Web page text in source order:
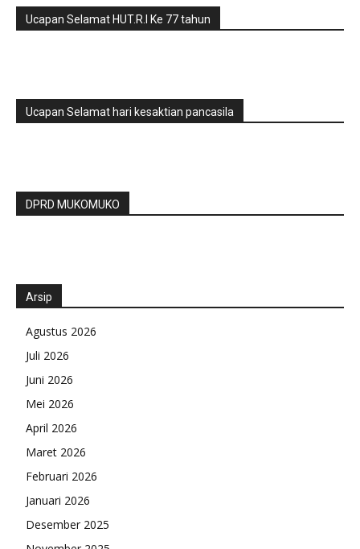
Ucapan Selamat HUT.R.I Ke 77 tahun
Ucapan Selamat hari kesaktian pancasila
DPRD MUKOMUKO
Arsip
Agustus 2026
Juli 2026
Juni 2026
Mei 2026
April 2026
Maret 2026
Februari 2026
Januari 2026
Desember 2025